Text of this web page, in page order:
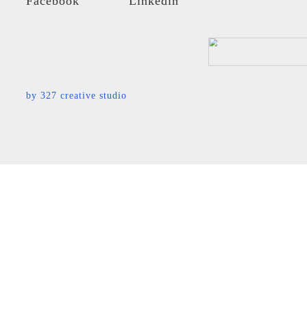
by 327 creative studio